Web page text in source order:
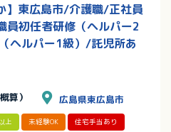
】東広島市/介護職/正社員
員初任者研修（ヘルパー2
ヘルパー1級）/託児所あ
算） 広島県東広島市
上 未経験OK 住宅手当あり